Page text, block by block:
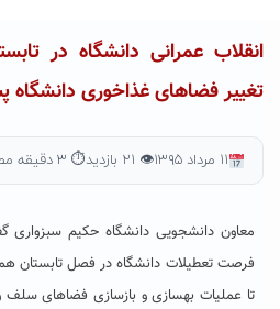
انقلاب عمرانی دانشگاه در
تغییر فضاهای غذاخوری
۱۱ مرداد ۱۳۹۵ 👁 ۲۱ بازدید ⏱ ۳ دقیقه مطالعه
معاون دانشجویی دانشگاه حکیم
فرصت تعطیلات دانشگاه در فصل تابستان
تا عملیات بهسازی و بازسازی فضاهای سلف